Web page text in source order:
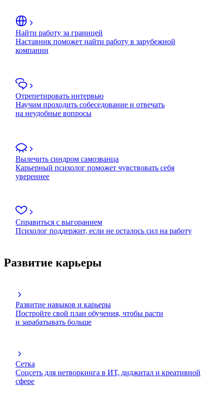
Найти работу за границей
Наставник поможет найти работу в зарубежной
компании
Отрепетировать интервью
Научим проходить собеседование и отвечать
на неудобные вопросы
Вылечить синдром самозванца
Карьерный психолог поможет чувствовать себя
увереннее
Справиться с выгоранием
Психолог поддержит, если не осталось сил на работу
Развитие карьеры
Развитие навыков и карьеры
Постройте свой план обучения, чтобы расти
и зарабатывать больше
Сетка
Соцсеть для нетворкинга в ИТ, диджитал и креативной
сфере